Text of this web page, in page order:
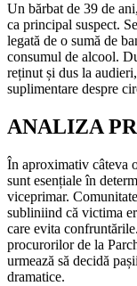
Un bărbat de 39 de
ca principal suspect.
legată de o sumă de
consumul de alcool.
reținut și dus la
suplimentare despre
ANALIZA
În aproximativ câteva
sunt esențiale în
viceprimar.
subliniind că victima
care evita
procurorilor de la
urmează să decidă
dramatice.